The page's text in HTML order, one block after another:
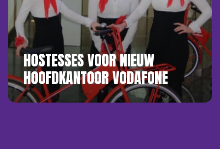
HOSTESSES VOOR NIEUW
HOOFDKANTOOR VODAFONE